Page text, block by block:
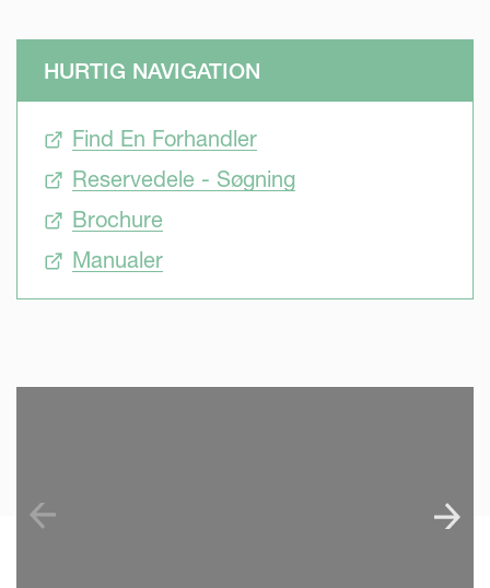
HURTIG NAVIGATION
Find En Forhandler
Reservedele - Søgning
Brochure
Manualer